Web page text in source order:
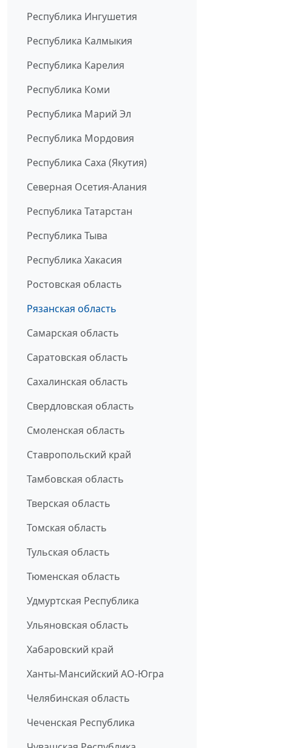
Республика Ингушетия
Республика Калмыкия
Республика Карелия
Республика Коми
Республика Марий Эл
Республика Мордовия
Республика Саха (Якутия)
Северная Осетия-Алания
Республика Татарстан
Республика Тыва
Республика Хакасия
Ростовская область
Рязанская область
Самарская область
Саратовская область
Сахалинская область
Свердловская область
Смоленская область
Ставропольский край
Тамбовская область
Тверская область
Томская область
Тульская область
Тюменская область
Удмуртская Республика
Ульяновская область
Хабаровский край
Ханты-Мансийский АО-Югра
Челябинская область
Чеченская Республика